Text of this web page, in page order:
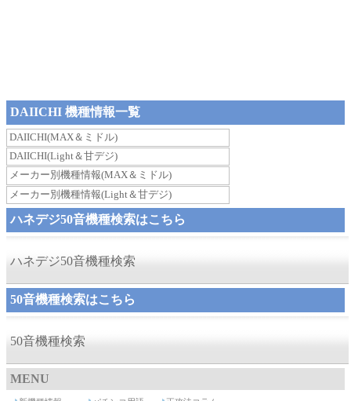
DAIICHI 機種情報一覧
DAIICHI(MAX＆ミドル)
DAIICHI(Light＆甘デジ)
メーカー別機種情報(MAX＆ミドル)
メーカー別機種情報(Light＆甘デジ)
ハネデジ50音機種検索はこちら
ハネデジ50音機種検索
50音機種検索はこちら
50音機種検索
MENU